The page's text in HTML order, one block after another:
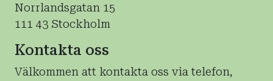
Norrlandsgatan 15
111 43 Stockholm
Kontakta oss
Välkommen att kontakta oss via telefon,